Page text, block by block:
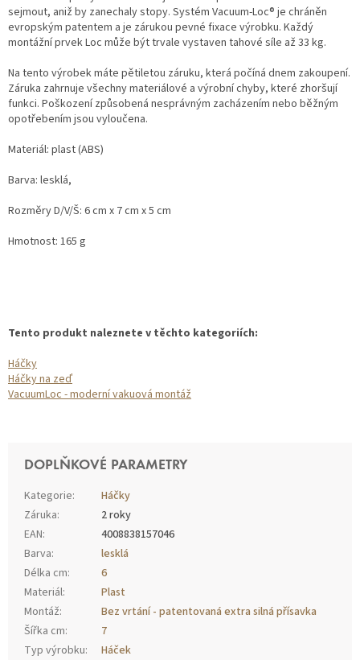
sejmout, aniž by zanechaly stopy. Systém Vacuum-Loc® je chráněn
evropským patentem a je zárukou pevné fixace výrobku. Každý
montážní prvek Loc může být trvale vystaven tahové síle až 33 kg.
Na tento výrobek máte pětiletou záruku, která počíná dnem zakoupení.
Záruka zahrnuje všechny materiálové a výrobní chyby, které zhoršují
funkci. Poškození způsobená nesprávným zacházením nebo běžným
opotřebením jsou vyloučena.
Materiál: plast (ABS)
Barva: lesklá,
Rozměry D/V/Š: 6 cm x 7 cm x 5 cm
Hmotnost: 165 g
Tento produkt naleznete v těchto kategoriích:
Háčky
Háčky na zeď
VacuumLoc - moderní vakuová montáž
DOPLŇKOVÉ PARAMETRY
Kategorie:
Háčky
Záruka:
2 roky
EAN:
4008838157046
Barva:
lesklá
Délka cm:
6
Materiál:
Plast
Montáž:
Bez vrtání - patentovaná extra silná přísavka
Šířka cm:
7
Typ výrobku:
Háček